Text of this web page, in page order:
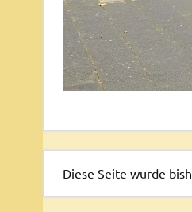
Diese Seite wurde